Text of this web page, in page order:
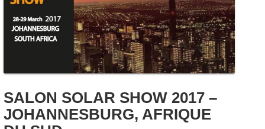
SALON SOLAR SHOW 2017 –
JOHANNESBURG, AFRIQUE